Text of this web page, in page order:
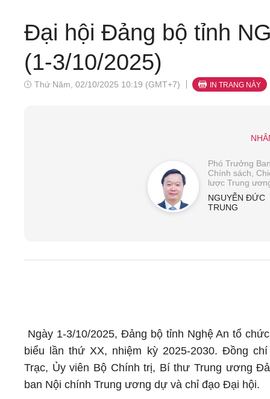
Đại hội Đảng bộ tỉnh
(1-3/10/2025)
Thứ Năm, 02/10/2025 10:19 (GMT+7) IN TRANG NÀY
Phó Trưởng
Chính sách,
lược Trung
NGUYỄN ĐỨC
TRUNG
Ngày 1-3/10/2025, Đảng bộ tỉnh Nghệ An tổ
biểu lần thứ XX, nhiệm kỳ 2025-2030. Đồng
Trạc, Ủy viên Bộ Chính trị, Bí thư Trung ương
ban Nội chính Trung ương dự và chỉ đạo Đại hội.